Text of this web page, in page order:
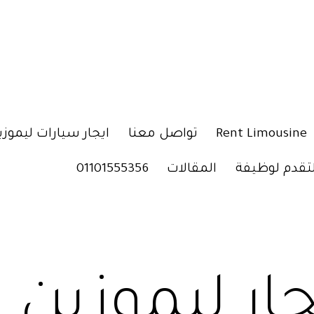
Rent Limousine تواصل معنا ايجار سيارات
لوظيفة المقالات 01101555356